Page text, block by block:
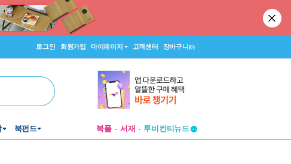
로그인 회원가입 마이페이지 고객센터 장바구니(0)
북펀드 북플 서재
창작플랫폼